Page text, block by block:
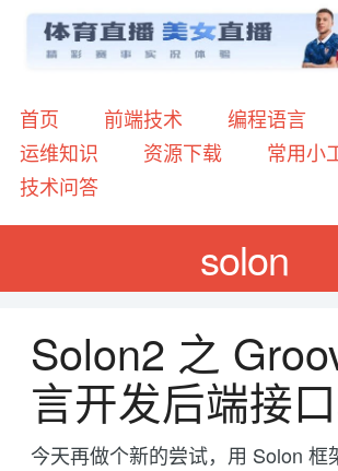
首页 前端技术 编程语言
运维知识
资源下载
常用小
技术问答
solon
Solon2 之
言开发后端接
今天再做个新的尝试，用 Solon 框